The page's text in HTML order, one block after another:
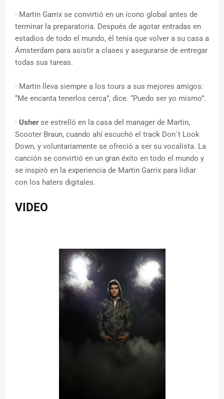
· Martin Garrix se convirtió en un ícono global antes de
terminar la preparatoria. Después de agotar entradas en
estadios de todo el mundo, él tenía que volver a su casa a
Ámsterdam para asistir a clases y asegurarse de entregar
todas sus tareas.
· Martin lleva siempre a los tours a sus mejores amigos:
“Me encanta tenerlos cerca”, dice. “Puedo ser yo mismo”.
· Usherse estrelló en la casa del manager de Martin,
Scooter Braun, cuando ahí escuchó el track Don´t Look
Down, y voluntariamente se ofreció a ser su vocalista. La
canción se convirtió en un gran éxito en todo el mundo y
se inspiró en la experiencia de Martin Garrix para lidiar
con los haters digitales.
VIDEO